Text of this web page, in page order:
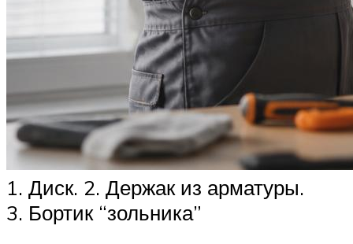
1. Диск. 2. Держак из арматуры.
3. Бортик “зольника”